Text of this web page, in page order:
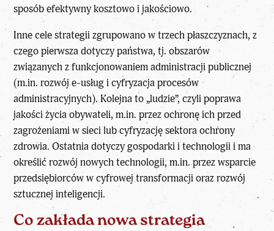
sposób efektywny kosztowo i jakościowo.
Inne cele strategii zgrupowano w trzech płaszczyznach, z
czego pierwsza dotyczy państwa, tj. obszarów
związanych z funkcjonowaniem administracji publicznej
(m.in. rozwój e-usług i cyfryzacja procesów
administracyjnych). Kolejna to „ludzie”, czyli poprawa
jakości życia obywateli, m.in. przez ochronę ich przed
zagrożeniami w sieci lub cyfryzację sektora ochrony
zdrowia. Ostatnia dotyczy gospodarki i technologii i ma
określić rozwój nowych technologii, m.in. przez wsparcie
przedsiębiorców w cyfrowej transformacji oraz rozwój
sztucznej inteligencji.
Co zakłada nowa strategia